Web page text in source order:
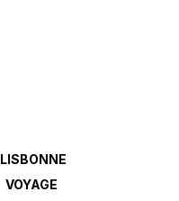
LISBONNE
VOYAGE